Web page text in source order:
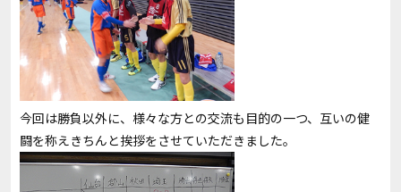
今回は勝負以外に、様々な方との交流も目的の一つ、互いの健
闘を称えきちんと挨拶をさせていただきました。